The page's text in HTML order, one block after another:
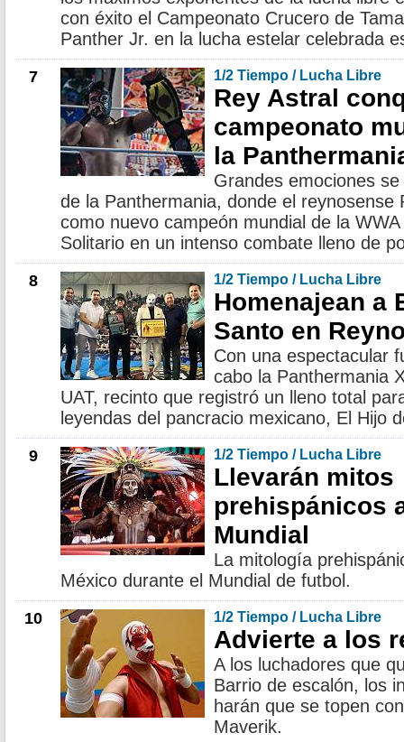
con éxito el Campeonato Crucero de
Panther Jr. en la lucha estelar celebrada
7 1/2 Tiempo / Lucha Libre
Rey Astral
campeonato
la
Grandes emociones
de la Panthermania, donde el reynosense
como nuevo campeón mundial de la
Solitario en un intenso combate lleno de
8 1/2 Tiempo / Lucha Libre
Homenajean a
Santo en
Con una espectacular
cabo la Panthermania
UAT, recinto que registró un lleno total
leyendas del pancracio mexicano, El Hijo
9 1/2 Tiempo / Lucha Libre
Llevarán mitos
prehispánicos
Mundial
La mitología
México durante el Mundial de futbol.
10 1/2 Tiempo / Lucha Libre
Advierte a los
A los luchadores que
Barrio de escalón, los
harán que se topen
Maverik.